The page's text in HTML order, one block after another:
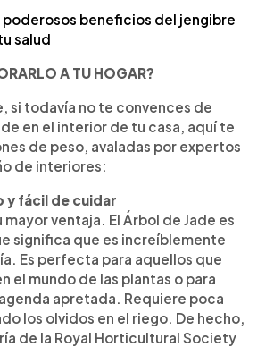
beneficios del jengibre
salud
A TU HOGAR?
si todavía no te convences de
en el interior de tu casa, aquí te
de peso, avaladas por expertos
de interiores:
y fácil de cuidar
mayor ventaja. El Árbol de Jade es
significa que es increíblemente
Es perfecta para aquellos que
el mundo de las plantas o para
apretada. Requiere poca
los olvidos en el riego. De hecho,
de la Royal Horticultural Society